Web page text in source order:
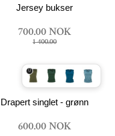
Jersey bukser
700.00 NOK
1 400.00
Drapert singlet - grønn
600.00 NOK